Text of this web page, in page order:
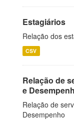
Estagiários
Relação dos
CSV
Relação de
e
Relação de
Desempenho